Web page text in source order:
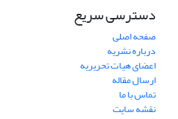
دسترسی سریع
صفحه اصلی
درباره نشریه
اعضای هیات تحریریه
ارسال مقاله
تماس با ما
نقشه سایت